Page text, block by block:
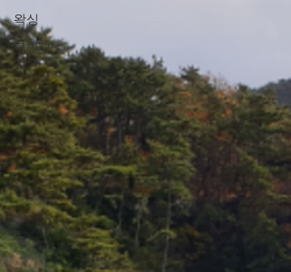
왁싱
구인구
직